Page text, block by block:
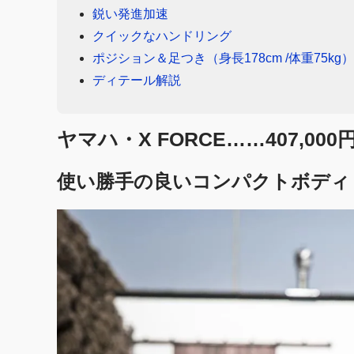
鋭い発進加速
クイックなハンドリング
ポジション＆足つき（身長178cm /体重75kg）
ディテール解説
ヤマハ・X FORCE……407,000
使い勝手の良いコンパクトボディ